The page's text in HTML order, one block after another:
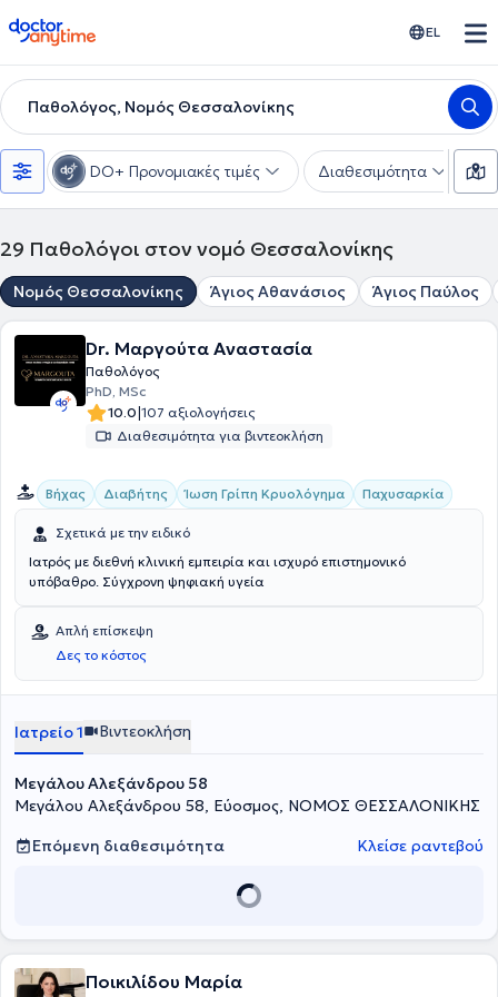
doctoranytime EL
Παθολόγος, Νομός Θεσσαλονίκης
DO+ Προνομιακές τιμές Διαθεσιμότητα
29 Παθολόγοι στον νομό Θεσσαλονίκης
Νομός Θεσσαλονίκης Άγιος Αθανάσιος Άγιος Παύλος
Dr. Μαργούτα Αναστασία
Παθολόγος
PhD, MSc
10.0|107 αξιολογήσεις
Διαθεσιμότητα για βιντεοκλήση
Βήχας Διαβήτης Ίωση Γρίπη Κρυολόγημα Παχυσαρκία
Σχετικά με την ειδικό
Ιατρός με διεθνή κλινική εμπειρία και ισχυρό επιστημονικό
υπόβαθρο. Σύγχρονη ψηφιακή υγεία
Απλή επίσκεψη
Δες το κόστος
Ιατρείο 1 Βιντεοκλήση
Μεγάλου Αλεξάνδρου 58
Μεγάλου Αλεξάνδρου 58, Εύοσμος, ΝΟΜΟΣ ΘΕΣΣΑΛΟΝΙΚΗΣ
Επόμενη διαθεσιμότητα
Κλείσε ραντεβού
Ποικιλίδου Μαρία